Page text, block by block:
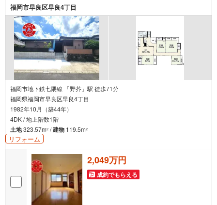
大歓迎。お客様のペースを最優先し、無理な営業は一切行
いません。お客様のライフスタイルに合わせた快適な住ま
い探しをお手伝いいたします。まずはお気軽にお問い合わ
せくださいませ。
福岡市早良区早良4丁目
福岡市地下鉄七隈線 「野芥」駅 徒歩71分
福岡県福岡市早良区早良4丁目
1982年10月（築44年）
4DK / 地上階数1階
土地323.57m2 /建物 119.5m2
リフォーム
2,049万円
成約でもらえる